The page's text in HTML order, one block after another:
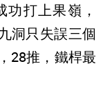
打上果嶺，
洞只失誤三個
28推，鐵桿最